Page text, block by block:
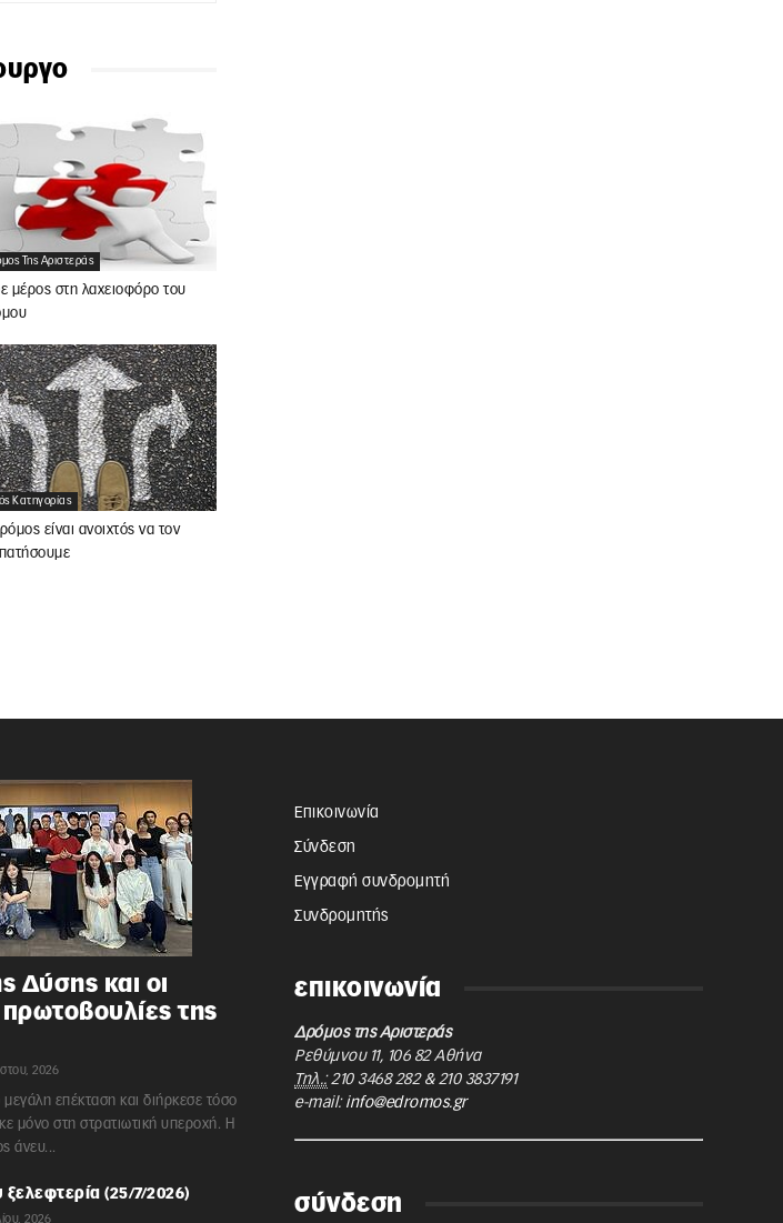
Της Αριστεράς
μέρος στη λαχειοφόρο του
Κατηγορίας
είναι ανοιχτός να τον
Δύσης και οι
της
2026
μεγάλη επέκταση και διήρκεσε τόσο
μόνο στη στρατιωτική υπεροχή. Η
άνευ...
ξελεφτερία (25/7/2026)
2026
Επικοινωνία
Σύνδεση
Εγγραφή συνδρομητή
Συνδρομητής
επικοινωνία
Δρόμος της Αριστεράς
Ρεθύμνου 11, 106 82 Αθήνα
Τηλ.: 210 3468 282& 210 3837191
e-mail: info@edromos.gr
σύνδεση